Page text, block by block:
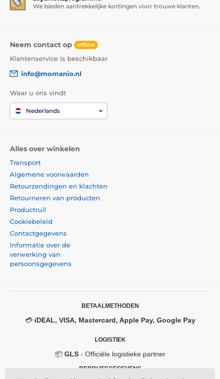
We bieden aantrekkelijke kortingen voor trouwe klanten.
Neem contact op offline
Klantenservice is beschikbaar
info@momanio.nl
Waar u ons vindt
Nederlands
Alles over winkelen
Transport
Algemene voorwaarden
Retourzendingen en klachten
Retourneren van producten
Productruil
Cookiebeleid
Contactgegevens
Informatie over de
verwerking van
persoonsgegevens
BETAALMETHODEN
💳 iDEAL, VISA, Mastercard, Apple Pay, Google Pay
LOGISTIEK
📦 GLS- Officiële logistieke partner
BEDRIJFSGEGEVENS